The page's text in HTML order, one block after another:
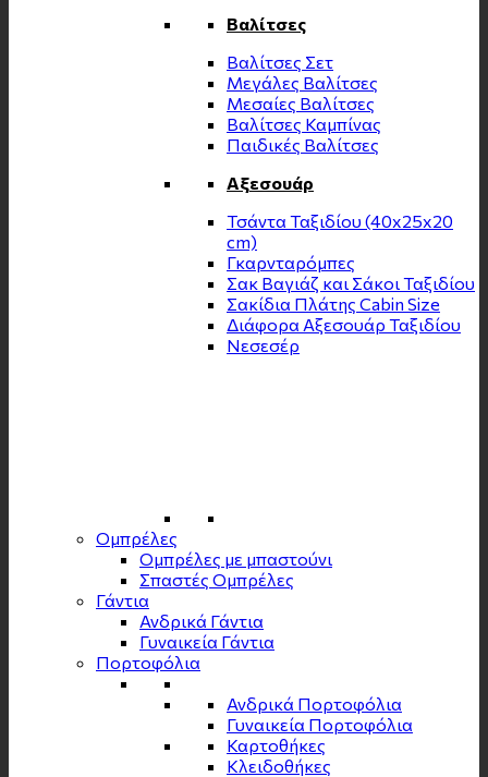
Βαλίτσες
Βαλίτσες Σετ
Μεγάλες Βαλίτσες
Μεσαίες Βαλίτσες
Βαλίτσες Καμπίνας
Παιδικές Βαλίτσες
Αξεσουάρ
Τσάντα Ταξιδίου (40x25x20
cm)
Γκαρνταρόμπες
Σακ Βαγιάζ και Σάκοι Ταξιδίου
Σακίδια Πλάτης Cabin Size
Διάφορα Αξεσουάρ Ταξιδίου
Νεσεσέρ
Ομπρέλες
Ομπρέλες με μπαστούνι
Σπαστές Ομπρέλες
Γάντια
Ανδρικά Γάντια
Γυναικεία Γάντια
Πορτοφόλια
Ανδρικά Πορτοφόλια
Γυναικεία Πορτοφόλια
Καρτοθήκες
Κλειδοθήκες